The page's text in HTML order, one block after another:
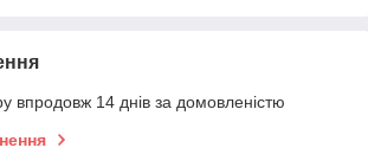
впродовж 14 днів за домовленістю